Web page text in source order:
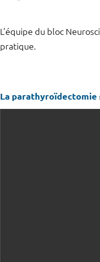
L’équipe du bloc
pratique.
La parathyroïdectomie